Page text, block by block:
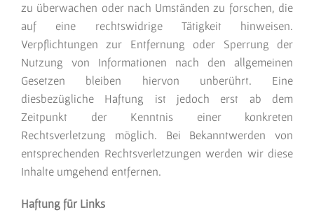
zu überwachen oder nach Umständen zu forschen, die
auf eine rechtswidrige Tätigkeit hinweisen.
Verpflichtungen zur Entfernung oder Sperrung der
Nutzung von Informationen nach den allgemeinen
Gesetzen bleiben hiervon unberührt. Eine
diesbezügliche Haftung ist jedoch erst ab dem
Zeitpunkt der Kenntnis einer konkreten
Rechtsverletzung möglich. Bei Bekanntwerden von
entsprechenden Rechtsverletzungen werden wir diese
Inhalte umgehend entfernen.
Haftung für Links